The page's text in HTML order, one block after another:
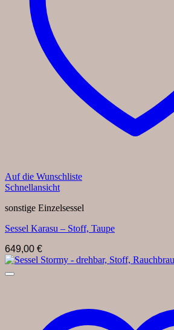
Auf die Wunschliste
Schnellansicht
sonstige Einzelsessel
Sessel Karasu – Stoff, Taupe
649,00 €